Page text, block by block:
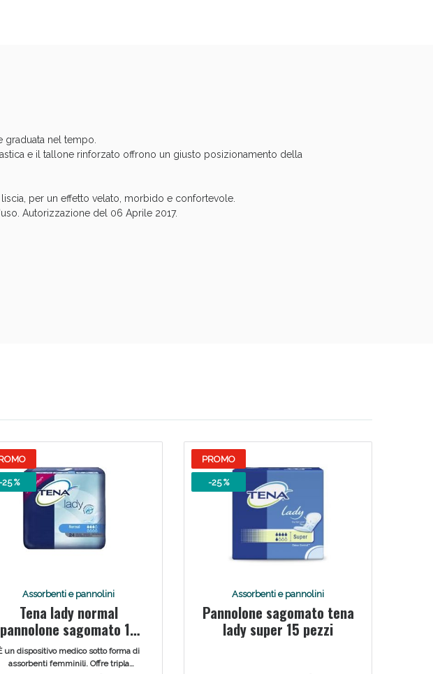
graduata nel tempo.
e il tallone rinforzato offrono un giusto posizionamento della
per un effetto velato, morbido e confortevole.
Autorizzazione del 06 Aprile 2017.
%
Assorbenti e pannolini
Tena lady normal
pannolone sagomato 12
pezzi
un dispositivo medico sotto forma di
assorbenti femminili. Offre tripla
PROMO
-25 %
Assorbenti e pannolini
Pannolone sagomato tena
lady super 15 pezzi
al 40% valido oggi!
oggi!